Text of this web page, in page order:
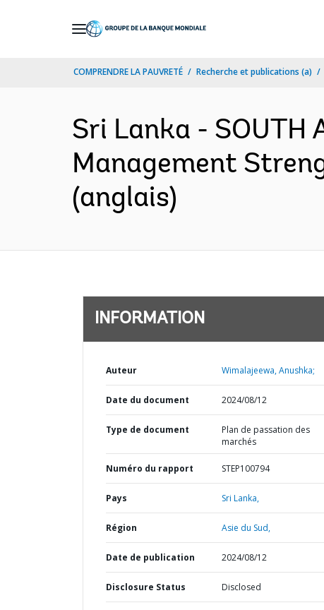
COMPRENDRE LA PAUVRETÉ Recherche et publications (a)
Sri Lanka - SOUTH
Management
(anglais)
INFORMATION
Auteur Wimalajeewa, Anushka;
Date du document 2024/08/12
Type de document
Plan de passation des
marchés
Numéro du rapport STEP100794
Pays Sri Lanka,
Région Asie du Sud,
Date de publication 2024/08/12
Disclosure Status Disclosed